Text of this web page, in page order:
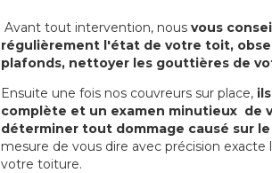
Avant tout intervention, nous vous
régulièrement l'état de votre toit,
plafonds, nettoyer les gouttières de
Ensuite une fois nos couvreurs sur place,
complète et un examen minutieux de
déterminer tout dommage causé sur
mesure de vous dire avec précision
votre toiture.